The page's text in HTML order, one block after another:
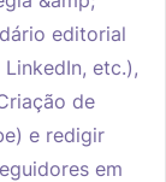
editorial
etc.),
de
e redigir
em